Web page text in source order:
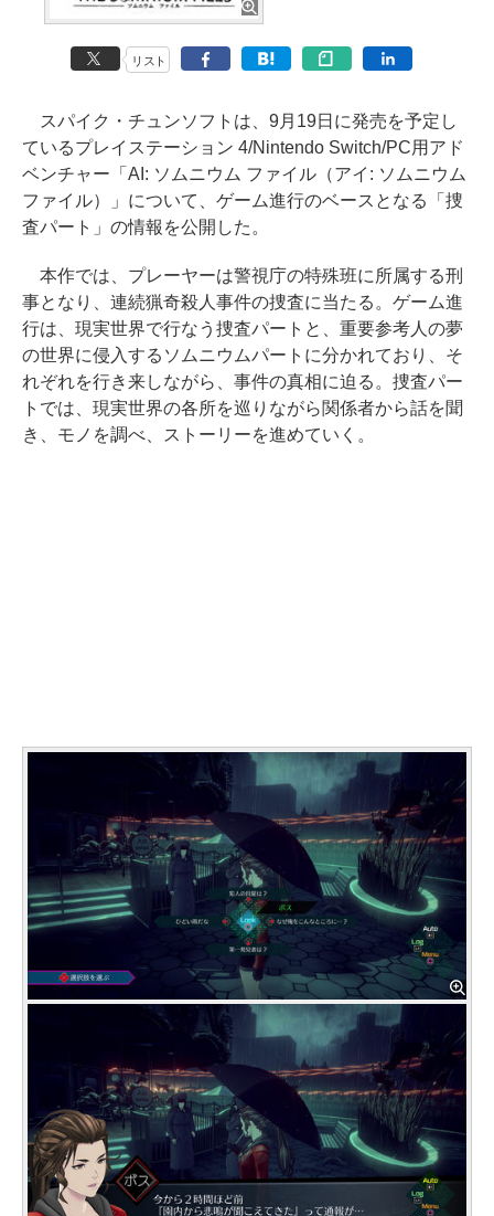
リスト
スパイク・チュンソフトは、9月19日に発売を予定し
ているプレイステーション 4/Nintendo Switch/PC用アド
ベンチャー「AI: ソムニウム ファイル（アイ: ソムニウム
ファイル）」について、ゲーム進行のベースとなる「捜
査パート」の情報を公開した。
本作では、プレーヤーは警視庁の特殊班に所属する刑
事となり、連続猟奇殺人事件の捜査に当たる。ゲーム進
行は、現実世界で行なう捜査パートと、重要参考人の夢
の世界に侵入するソムニウムパートに分かれており、そ
れぞれを行き来しながら、事件の真相に迫る。捜査パー
トでは、現実世界の各所を巡りながら関係者から話を聞
き、モノを調べ、ストーリーを進めていく。